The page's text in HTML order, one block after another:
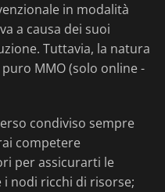
in modalità
a causa dei suoi
Tuttavia, la natura
MMO (solo online -
condiviso sempre
competere
per assicurarti le
nodi ricchi di risorse;